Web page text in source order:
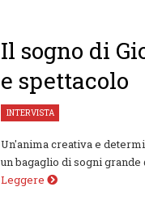
Il sogno di
e spettacolo
INTERVISTA
Un'anima creativa e
un bagaglio di sogni grande
Leggere